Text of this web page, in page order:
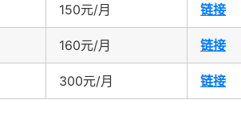
150元/月 链接
160元/月 链接
300元/月 链接